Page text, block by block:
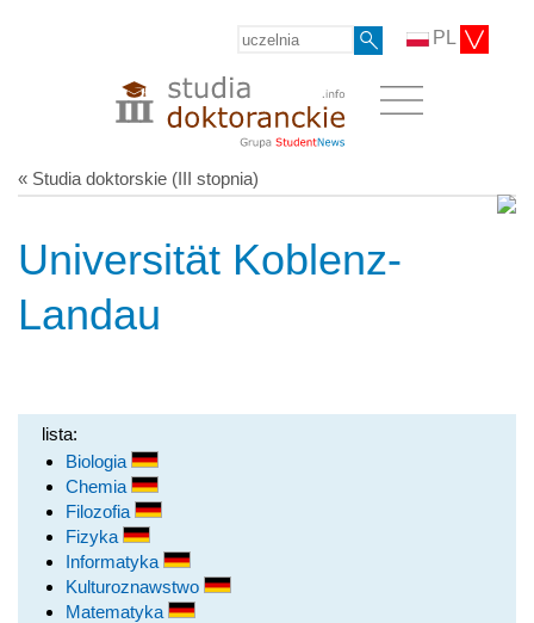
PL
« Studia doktorskie (III stopnia)
Universität Koblenz-
Landau
lista:
Biologia
Chemia
Filozofia
Fizyka
Informatyka
Kulturoznawstwo
Matematyka